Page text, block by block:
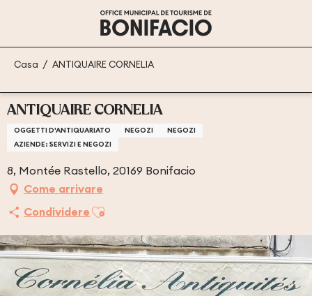
principal
Casa ANTIQUAIRE CORNELIA
ANTIQUAIRE CORNELIA
OGGETTI D'ANTIQUARIATO NEGOZI
NEGOZI
AZIENDE: SERVIZI E NEGOZI
8, Montée Rastello, 20169 Bonifacio
Come arrivare
Condividere Ajouter aux favoris